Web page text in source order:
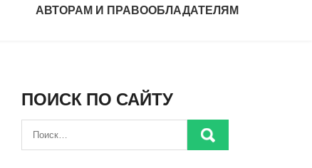
АВТОРАМ И ПРАВООБЛАДАТЕЛЯМ
ПОИСК ПО САЙТУ